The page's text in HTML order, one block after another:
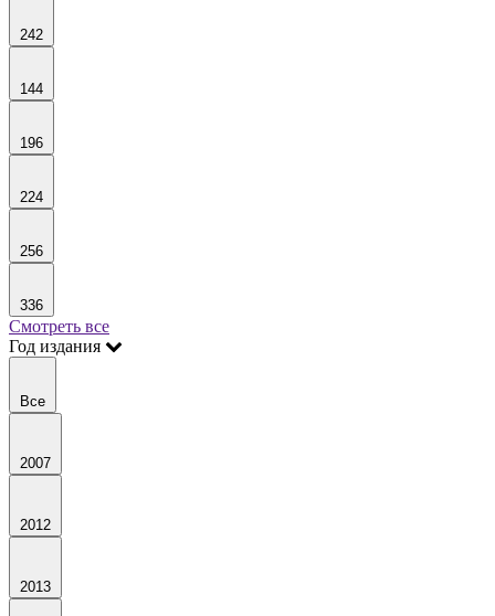
242
144
196
224
256
336
Смотреть все
Год издания
Все
2007
2012
2013